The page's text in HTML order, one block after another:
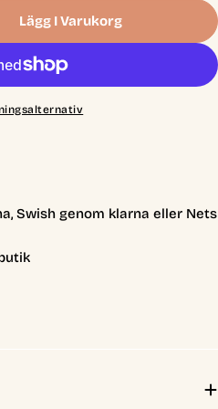
Of Muertos Booster
Maze Of Muertos Booster
Lägg I Varukorg
Swish genom klarna eller Nets